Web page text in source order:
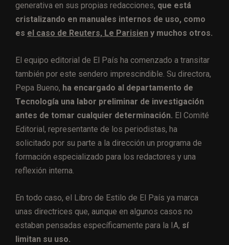
generativa en sus propias redacciones, que está
cristalizando en manuales internos de uso, como
es el caso de Reuters, Le Parisien y muchos otros.
El equipo editorial de El País ha comenzado a transitar
también por este sendero imprescindible. Su directora,
Pepa Bueno, ha encargado al departamento de
Tecnología una labor preliminar de investigación
antes de tomar cualquier determinación. El Comité
Editorial, representante de los periodistas, ha
solicitado por su parte a la dirección un programa de
formación especializado para los redactores y una
reflexión interna.
En todo caso, el Libro de Estilo de El País ya marca
unas directrices que, aunque en algunos casos no
estaban pensadas específicamente para la IA, sí
limitan su uso.